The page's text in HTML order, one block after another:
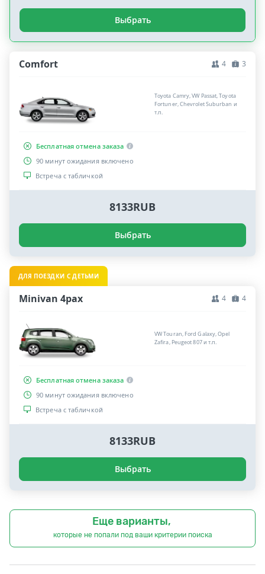
Выбрать
Comfort 4 3
Toyota Camry, VW Passat, Toyota
Fortuner, Chevrolet Suburban и
т.п.
Бесплатная отмена заказа
90 минут ожидания включено
Встреча с табличкой
8133RUB
Выбрать
ДЛЯ ПОЕЗДКИ С ДЕТЬМИ
Minivan 4pax 4 4
VW Touran, Ford Galaxy, Opel
Zafira, Peugeot 807 и т.п.
Бесплатная отмена заказа
90 минут ожидания включено
Встреча с табличкой
8133RUB
Выбрать
Еще варианты,
которые не попали под ваши критерии поиска